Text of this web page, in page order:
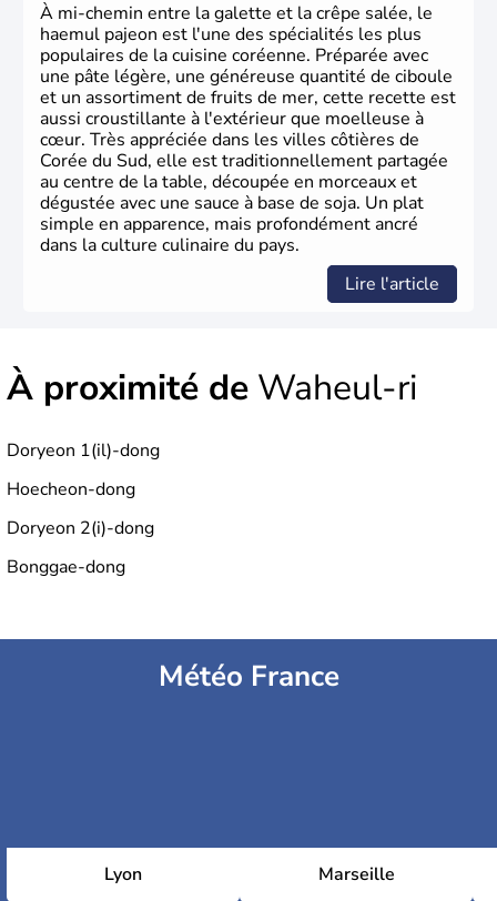
À mi-chemin entre la galette et la crêpe salée, le
haemul pajeon est l'une des spécialités les plus
populaires de la cuisine coréenne. Préparée avec
une pâte légère, une généreuse quantité de ciboule
et un assortiment de fruits de mer, cette recette est
aussi croustillante à l'extérieur que moelleuse à
cœur. Très appréciée dans les villes côtières de
Corée du Sud, elle est traditionnellement partagée
au centre de la table, découpée en morceaux et
dégustée avec une sauce à base de soja. Un plat
simple en apparence, mais profondément ancré
dans la culture culinaire du pays.
Lire l'article
À proximité de Waheul-ri
Doryeon 1(il)-dong
Hoecheon-dong
Doryeon 2(i)-dong
Bonggae-dong
Météo France
Lyon Marseille